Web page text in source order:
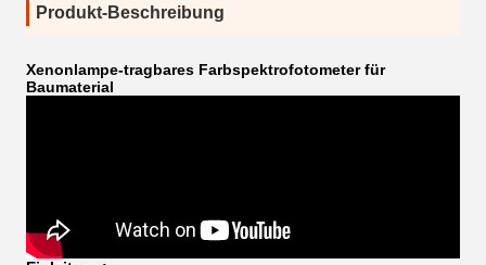
Produkt-Beschreibung
Xenonlampe-tragbares Farbspektrofotometer für
Baumaterial